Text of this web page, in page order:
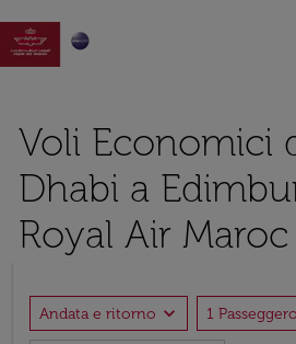

Voli Economici
Dhabi a
Royal Air Maroc
Andata e ritorno expand_more 1